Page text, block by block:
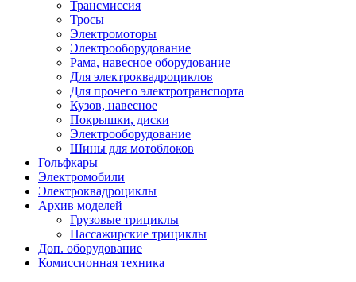
Трансмиссия
Тросы
Электромоторы
Электрооборудование
Рама, навесное оборудование
Для электроквадроциклов
Для прочего электротранспорта
Кузов, навесное
Покрышки, диски
Электрооборудование
Шины для мотоблоков
Гольфкары
Электромобили
Электроквадроциклы
Архив моделей
Грузовые трициклы
Пассажирские трициклы
Доп. оборудование
Комиссионная техника